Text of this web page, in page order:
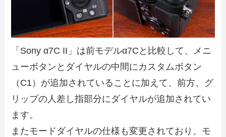
「Sony α7C II」は前モデルα7Cと比較して、メニ
ューボタンとダイヤルの中間にカスタムボタン
（C1）が追加されていることに加えて、前方、グ
リップの人差し指部分にダイヤルが追加されてい
ます。
またモードダイヤルの仕様も変更されており、モ